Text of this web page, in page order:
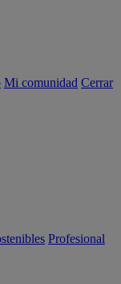
Mi comunidad Cerrar
Profesional